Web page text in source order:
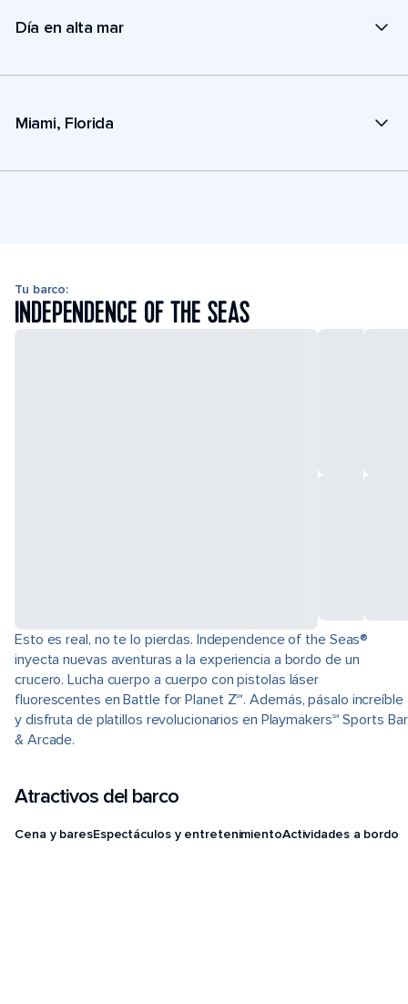
Día en alta mar
Miami, Florida
Tu barco:
INDEPENDENCE OF THE SEAS
Esto es real, no te lo pierdas. Independence of the Seas®
inyecta nuevas aventuras a la experiencia a bordo de un
crucero. Lucha cuerpo a cuerpo con pistolas láser
fluorescentes en Battle for Planet Z℠. Además, pásalo increíble
y disfruta de platillos revolucionarios en Playmakers℠ Sports Bar
& Arcade.
Atractivos del barco
Cena y baresEspectáculos y entretenimientoActividades a bordo